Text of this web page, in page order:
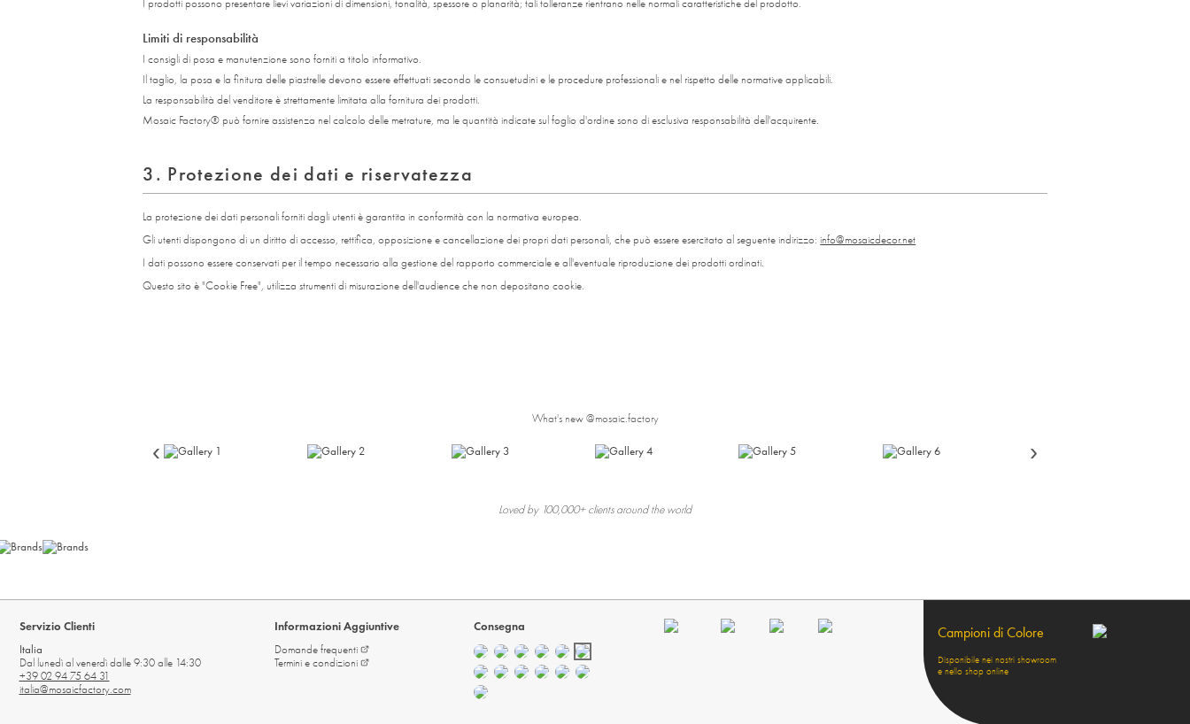
I prodotti possono presentare lievi variazioni di dimensioni, tonalità, spessore o planarità; tali tolleranze rientrano nelle normali caratteristiche del prodotto.
Limiti di responsabilità
I consigli di posa e manutenzione sono forniti a titolo informativo.
Il taglio, la posa e la finitura delle piastrelle devono essere effettuati secondo le consuetudini e le procedure professionali e nel rispetto delle normative applicabili.
La responsabilità del venditore è strettamente limitata alla fornitura dei prodotti.
Mosaic Factory® può fornire assistenza nel calcolo delle metrature, ma le quantità indicate sul foglio d'ordine sono di esclusiva responsabilità dell'acquirente.
3. Protezione dei dati e riservatezza
La protezione dei dati personali forniti dagli utenti è garantita in conformità con la normativa europea.
Gli utenti dispongono di un diritto di accesso, rettifica, opposizione e cancellazione dei propri dati personali, che può essere esercitato al seguente indirizzo:info@mosaicdecor.net
I dati possono essere conservati per il tempo necessario alla gestione del rapporto commerciale e all'eventuale riproduzione dei prodotti ordinati.
Questo sito è "Cookie Free", utilizza strumenti di misurazione dell'audience che non depositano cookie.
What's new @mosaic.factory
‹ ›
Loved by 100,000+ clients around the world
Servizio Clienti
Italia
Dal lunedì al venerdì dalle 9:30 alle 14:30
+39 02 94 75 64 31
italia@mosaicfactory.com
Informazioni Aggiuntive
Domande frequenti
Termini e condizioni
Consegna Campioni di Colore
Disponibile nei nostri showroom
e nello shop online